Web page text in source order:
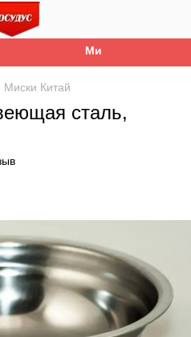
Ми працюємо. Все
Миски Китай
сталь,